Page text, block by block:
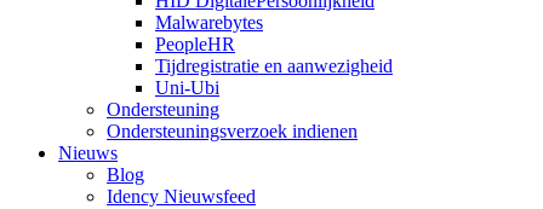
Malwarebytes
PeopleHR
Tijdregistratie en aanwezigheid
Uni-Ubi
Ondersteuning
Ondersteuningsverzoek indienen
Nieuws
Blog
Idency Nieuwsfeed